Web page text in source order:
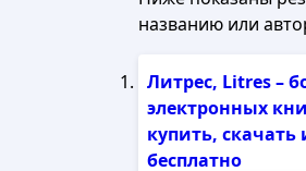
названию или
Литрес, Litres –
электронных
купить,
бесплатно